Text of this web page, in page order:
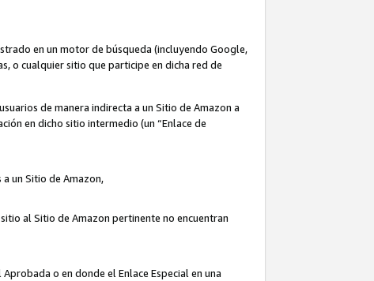
en un motor de búsqueda (incluyendo Google,
o cualquier sitio que participe en dicha red de
de manera indirecta a un Sitio de Amazon a
en dicho sitio intermedio (un “Enlace de
un Sitio de Amazon,
al Sitio de Amazon pertinente no encuentran
o en donde el Enlace Especial en una